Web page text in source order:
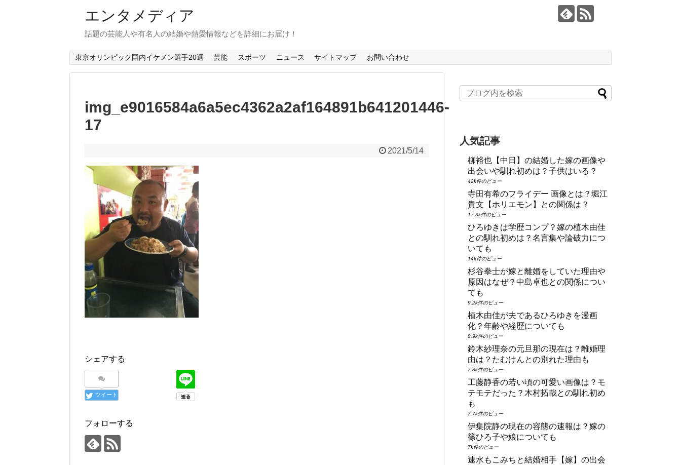
エンタメディア
話題の芸能人や有名人の結婚や熱愛情報などを詳細にお届け！
東京オリンピック国内イケメン選手20選 芸能 スポーツ ニュース サイトマップ お問い合わせ
img_e9016584a6a5ec4362a2af164891b641201446-
17
2021/5/14
シェアする
ツイート
フォローする
人気記事
柳裕也【中日】の結婚した嫁の画像や
出会いや馴れ初めは？子供はいる？
42k件のビュー
寺田有希のフライデー 画像とは？堀江
貴文【ホリエモン】との関係は？
17.3k件のビュー
ひろゆきは学歴コンプ？嫁の植木由佳
との馴れ初めは？名言集や論破力につ
いても
14k件のビュー
杉谷拳士が嫁と離婚をしていた理由や
原因はなぜ？中島卓也との関係につい
ても
9.2k件のビュー
植木由佳が夫であるひろゆきを漫画
化？年齢や経歴についても
8.9k件のビュー
鈴木紗理奈の元旦那の現在は？離婚理
由は？たむけんとの別れた理由も
7.8k件のビュー
工藤静香の若い頃の可愛い画像は？モ
テモテだった？木村拓哉との馴れ初め
も
7.7k件のビュー
伊集院静の現在の容態の速報は？嫁の
篠ひろ子や娘についても
7k件のビュー
速水もこみちと結婚相手【嫁】の出会